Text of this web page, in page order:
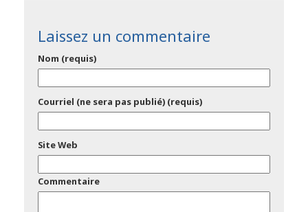
Laissez un commentaire
Nom (requis)
Courriel (ne sera pas publié) (requis)
Site Web
Commentaire